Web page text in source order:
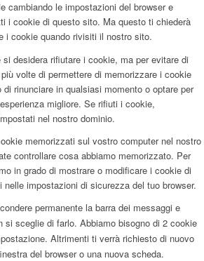
cambiando le impostazioni del browser e
i cookie di questo sito. Ma questo ti chiederà
i cookie quando rivisiti il nostro sito.
desidera rifiutare i cookie, ma per evitare di
volte di permettere di memorizzare i cookie
di rinunciare in qualsiasi momento o optare per
migliore. Se rifiuti i cookie,
nel nostro dominio.
memorizzati sul vostro computer nel nostro
controllare cosa abbiamo memorizzato. Per
in grado di mostrare o modificare i cookie di
impostazioni di sicurezza del tuo browser.
permanente la barra dei messaggi e
si sceglie di farlo. Abbiamo bisogno di 2 cookie
Altrimenti ti verrà richiesto di nuovo
del browser o una nuova scheda.